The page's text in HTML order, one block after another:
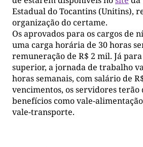
Estadual do Tocantins (Unitins),
organização do certame.
Os aprovados para os cargos de
uma carga horária de 30 horas
remuneração de R$ 2 mil. Já
superior, a jornada de trabalho
horas semanais, com salário de
vencimentos, os servidores
benefícios como vale-
vale-transporte.